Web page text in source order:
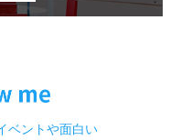
ベントや面白い